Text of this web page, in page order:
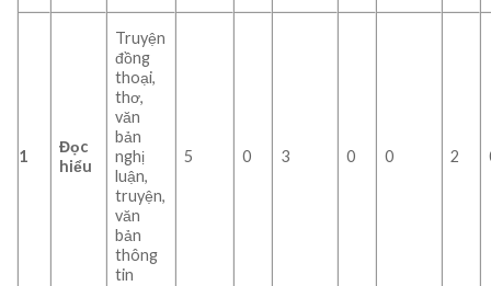
1
Đọc
hiểu
Truyện
đồng
thoại,
thơ,
văn
bản
nghị
luận,
truyện,
văn
bản
thông
tin
5 0 3 0 0 2